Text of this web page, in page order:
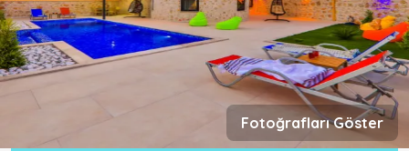
Fotoğrafları Göster